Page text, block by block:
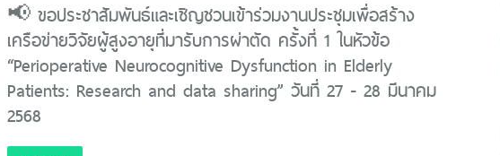
📢 ขอประชาสัมพันธ์และเชิญชวนเข้าร่วมงานประชุมเพื่อสร้าง
เครือข่ายวิจัยผู้สูงอายุที่มารับการผ่าตัด ครั้งที่ 1 ในหัวข้อ
“Perioperative Neurocognitive Dysfunction in Elderly
Patients: Research and data sharing” วันที่ 27 - 28 มีนาคม
2568